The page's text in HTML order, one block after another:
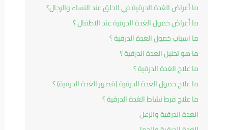
ما أعراض الغدة الدرقية في الحلق عند النساء والرجال؟
ما أعراض خمول الغدة الدرقية عند الاطفال ؟
ما اسباب خمول الغدة الدرقية ؟
ما هو تحليل الغدة الدرقية ؟
ما علاج الغدة الدرقية ؟
ما علاج خمول الغدة الدرقية (قصور الغدة الدرقية) ؟
ما علاج فرط نشاط الغدة الدرقية ؟
الغدة الدرقية والزعل